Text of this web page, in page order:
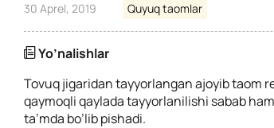
30 Aprel, 2019 Quyuq taomlar
Yo’nalishlar
Tovuq jigaridan tayyorlangan ajoyib taom
qaymoqli qaylada tayyorlanilishi sabab
ta’mda bo’lib pishadi.